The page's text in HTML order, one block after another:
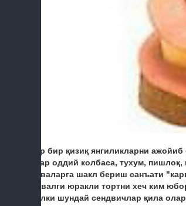
Хар бир қизиқ янгиликларни
Улар оддий колбаса, тухум,
меваларга шакл бериш санъати
Аввалги юракли тортни хеч ким
Балки шундай сендвичлар қила